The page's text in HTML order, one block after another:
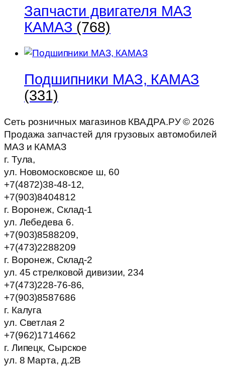
Запчасти двигателя МАЗ
КАМАЗ (768)
Подшипники МАЗ, КАМАЗ
(331)
Сеть розничных магазинов КВАДРА.РУ © 2026
Продажа запчастей для грузовых автомобилей
МАЗ и КАМАЗ
г. Тула,
ул. Новомосковское ш, 60
+7(4872)38-48-12,
+7(903)8404812
г. Воронеж, Склад-1
ул. Лебедева 6.
+7(903)8588209,
+7(473)2288209
г. Воронеж, Склад-2
ул. 45 стрелковой дивизии, 234
+7(473)228-76-86,
+7(903)8587686
г. Калуга
ул. Светлая 2
+7(962)1714662
г. Липецк, Сырское
ул. 8 Марта, д.2В